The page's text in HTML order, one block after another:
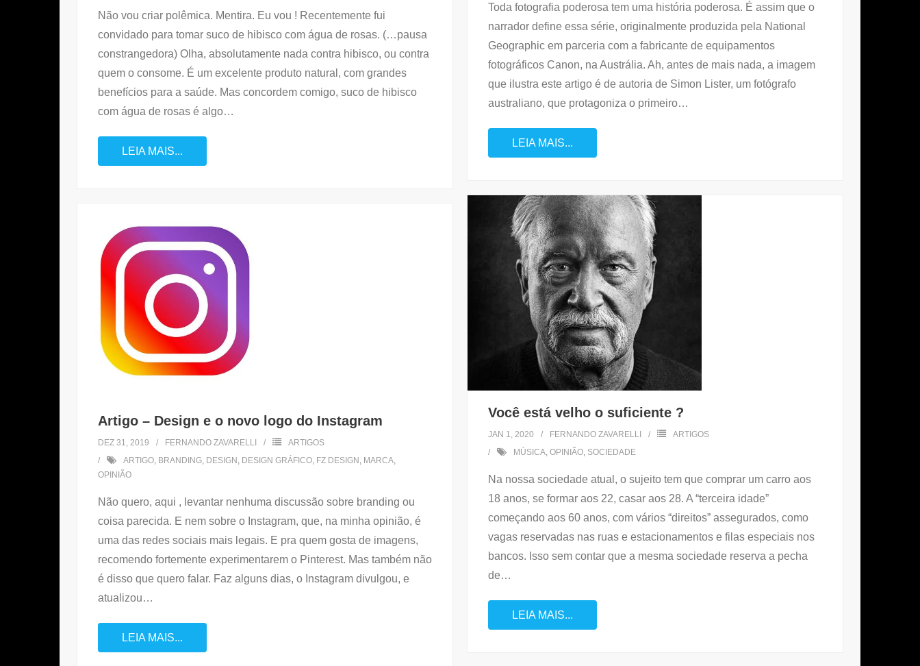
Toda fotografia poderosa tem uma história poderosa. É assim que o
narrador define essa série, originalmente produzida pela National
Geographic em parceria com a fabricante de equipamentos
fotográficos Canon, na Austrália. Ah, antes de mais nada, a imagem
que ilustra este artigo é de autoria de Simon Lister, um fotógrafo
australiano, que protagoniza o primeiro…
LEIA MAIS...
Não vou criar polêmica. Mentira. Eu vou ! Recentemente fui
convidado para tomar suco de hibisco com água de rosas. (…pausa
constrangedora) Olha, absolutamente nada contra hibisco, ou contra
quem o consome. É um excelente produto natural, com grandes
benefícios para a saúde. Mas concordem comigo, suco de hibisco
com água de rosas é algo…
LEIA MAIS...
Você está velho o suficiente ?
JAN 1, 2020 FERNANDO ZAVARELLI
ARTIGOS
MÚSICA OPINIÃO SOCIEDADE
Na nossa sociedade atual, o sujeito tem que comprar um carro aos
18 anos, se formar aos 22, casar aos 28. A “terceira idade”
começando aos 60 anos, com vários “direitos” assegurados, como
vagas reservadas nas ruas e estacionamentos e filas especiais nos
bancos. Isso sem contar que a mesma sociedade reserva a pecha
de…
LEIA MAIS...
Artigo – Design e o novo logo do Instagram
DEZ 31, 2019 FERNANDO ZAVARELLI
ARTIGOS
ARTIGO BRANDING DESIGN DESIGN GRÁFICO FZ DESIGN MARCA
OPINIÃO
Não quero, aqui , levantar nenhuma discussão sobre branding ou
coisa parecida. E nem sobre o Instagram, que, na minha opinião, é
uma das redes sociais mais legais. E pra quem gosta de imagens,
recomendo fortemente experimentarem o Pinterest. Mas também não
é disso que quero falar. Faz alguns dias, o Instagram divulgou, e
atualizou…
LEIA MAIS...